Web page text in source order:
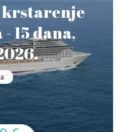
krstarenje
15 dana,